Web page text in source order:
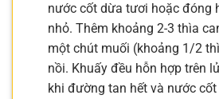
nước cốt dừa tươi hoặc đóng
nhỏ. Thêm khoảng 2-3 thìa
một chút muối (khoảng 1/2
nồi. Khuấy đều hỗn hợp trên
khi đường tan hết và nước